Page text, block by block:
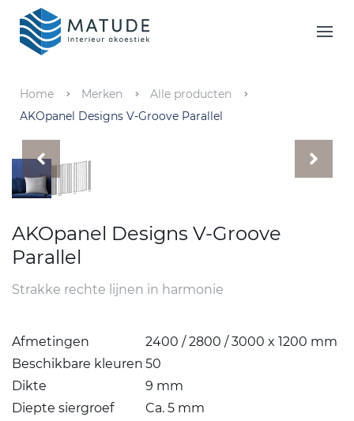
Home
Merken
Inspiratie & Tools
Oplossingen
Home Merken
Alle producten
AKOpanel Designs V-Groove Parallel
AKOpanel Designs V-Groove
Parallel
Strakke rechte lijnen in harmonie
Afmetingen
2400 / 2800 / 3000 x 1200 mm
Beschikbare kleuren 50
Dikte
9 mm
Diepte siergroef
Ca. 5 mm